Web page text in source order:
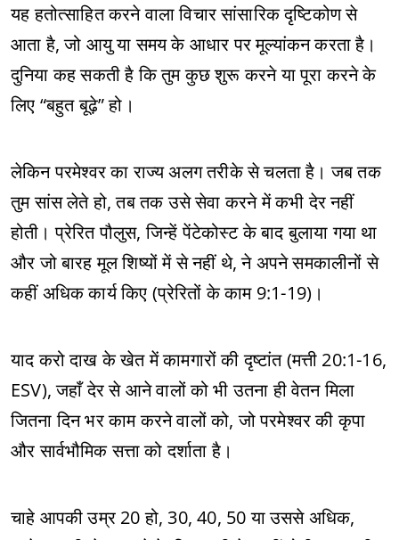
यह हतोत्साहित करने वाला विचार सांसारिक दृष्टिकोण से
आता है, जो आयु या समय के आधार पर मूल्यांकन करता है।
दुनिया कह सकती है कि तुम कुछ शुरू करने या पूरा करने के
लिए “बहुत बूढ़े” हो।
लेकिन परमेश्वर का राज्य अलग तरीके से चलता है। जब तक
तुम सांस लेते हो, तब तक उसे सेवा करने में कभी देर नहीं
होती। प्रेरित पौलुस, जिन्हें पेंटेकोस्ट के बाद बुलाया गया था
और जो बारह मूल शिष्यों में से नहीं थे, ने अपने समकालीनों से
कहीं अधिक कार्य किए (प्रेरितों के काम 9:1-19)।
याद करो दाख के खेत में कामगारों की दृष्टांत (मत्ती 20:1-16,
ESV), जहाँ देर से आने वालों को भी उतना ही वेतन मिला
जितना दिन भर काम करने वालों को, जो परमेश्वर की कृपा
और सार्वभौमिक सत्ता को दर्शाता है।
चाहे आपकी उम्र 20 हो, 30, 40, 50 या उससे अधिक,